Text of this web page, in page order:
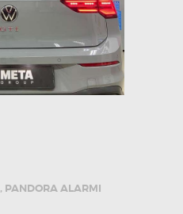
, PANDORA ALARMI